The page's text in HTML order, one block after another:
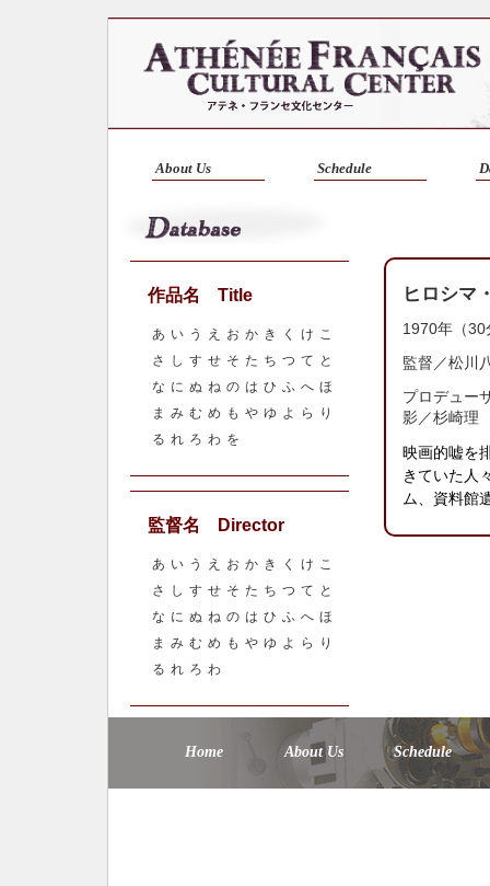
About Us Schedule
作品名 Title
あ い う え お か き く け
こ
さ
し す せ そ た ち つ て と
な に ぬ ね の は ひ ふ へ ほ
ま み む め も や ゆ よ ら
り
る れ ろ わ を
監督名 Director
あ い う え お か き く け
こ
さ
し す せ そ た ち つ て と
な に ぬ ね の は ひ ふ へ ほ
ま み む め も や ゆ よ ら
り
る れ ろ わ
ヒロシマ
1970年（30
監督／松川
プロデュー
影／杉崎理
映画的嘘を
きていた人
ム、資料館
Home About Us Schedule